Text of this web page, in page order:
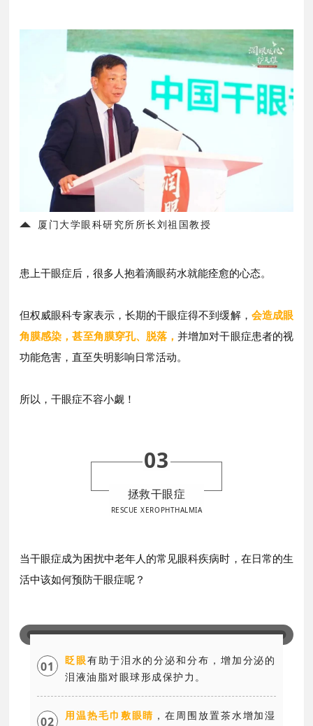
厦门大学眼科研究所所长刘祖国教授
患上干眼症后，很多人抱着滴眼药水就能痊愈的心态。
但权威眼科专家表示，长期的干眼症得不到缓解， 会造成眼
角膜感染，甚至角膜穿孔、脱落，并增加对干眼症患者的视
功能危害，直至失明影响日常活动。
所以，干眼症不容小觑！
03
拯救干眼症
RESCUE XEROPHTHALMIA
当干眼症成为困扰中老年人的常见眼科疾病时， 在日常的生
活中该如何预防干眼症呢？
01 眨眼有助于泪水的分泌和分布，增加分泌的
泪液油脂对眼球形成保护力。
02 用温热毛巾敷眼睛 ，在周围放置茶水增加湿